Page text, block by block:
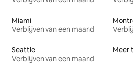
Miami
Verblijven van een maand
Seattle
Verblijven van een maand
Meer